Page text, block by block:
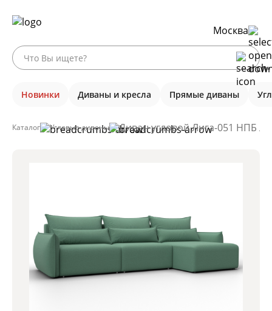
Москва
Новинки Диваны и кресла Прямые диваны
Каталог Угловые диваны Диван угловой Лига-051 НПБ